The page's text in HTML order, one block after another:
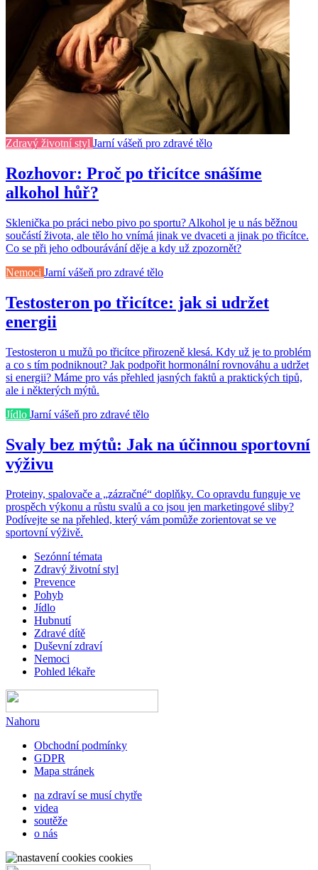
Zdravý životní styl Jarní vášeň pro zdravé tělo
Rozhovor: Proč po třicítce snášíme
alkohol hůř?
Sklenička po práci nebo pivo po sportu? Alkohol je u nás běžnou
součástí života, ale tělo ho vnímá jinak ve dvaceti a jinak po třicítce.
Co se při jeho odbourávání děje a kdy už zpozornět?
Nemoci Jarní vášeň pro zdravé tělo
Testosteron po třicítce: jak si udržet
energii
Testosteron u mužů po třicítce přirozeně klesá. Kdy už je to problém
a co s tím podniknout? Jak podpořit hormonální rovnováhu a udržet
si energii? Máme pro vás přehled jasných faktů a praktických tipů,
ale i některých mýtů.
Jídlo Jarní vášeň pro zdravé tělo
Svaly bez mýtů: Jak na účinnou sportovní
výživu
Proteiny, spalovače a „zázračné“ doplňky. Co opravdu funguje ve
prospěch výkonu a růstu svalů a co jsou jen marketingové sliby?
Podívejte se na přehled, který vám pomůže zorientovat se ve
sportovní výživě.
Sezónní témata
Zdravý životní styl
Prevence
Pohyb
Jídlo
Hubnutí
Zdravé dítě
Duševní zdraví
Nemoci
Pohled lékaře
Nahoru
Obchodní podmínky
GDPR
Mapa stránek
na zdraví se musí chytře
videa
soutěže
o nás
cookies